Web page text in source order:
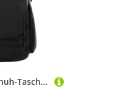
ZWCSHUU 35L Skischuh-Tasche for Aufhängen von Skiern, klein, leicht, Clamshell-Typ, wasserdicht, verschleißfest, Snowboard-Rucksack, Damen und Herren Skistiefel Rucksack